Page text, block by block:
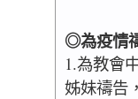
◎為疫情
1.為教會
姊妹禱告